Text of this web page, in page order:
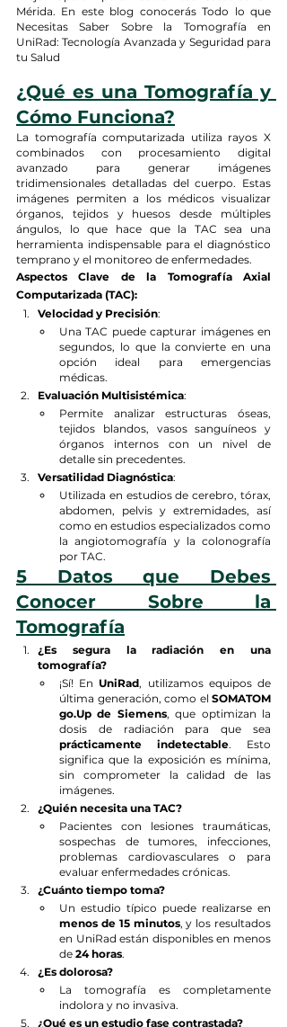
Mérida. En este blog conocerás Todo lo que
Necesitas Saber Sobre la Tomografía en
UniRad: Tecnología Avanzada y Seguridad para
tu Salud
¿Qué es una Tomografía y
Cómo Funciona?
La tomografía computarizada utiliza rayos X
combinados con procesamiento digital
avanzado para generar imágenes
tridimensionales detalladas del cuerpo. Estas
imágenes permiten a los médicos visualizar
órganos, tejidos y huesos desde múltiples
ángulos, lo que hace que la TAC sea una
herramienta indispensable para el diagnóstico
temprano y el monitoreo de enfermedades.
Aspectos Clave de la Tomografía Axial
Computarizada (TAC):
Velocidad y Precisión:
Una TAC puede capturar imágenes en
segundos, lo que la convierte en una
opción ideal para emergencias
médicas.
Evaluación Multisistémica:
Permite analizar estructuras óseas,
tejidos blandos, vasos sanguíneos y
órganos internos con un nivel de
detalle sin precedentes.
Versatilidad Diagnóstica:
Utilizada en estudios de cerebro, tórax,
abdomen, pelvis y extremidades, así
como en estudios especializados como
la angiotomografía y la colonografía
por TAC.
5 Datos que Debes
Conocer Sobre la
Tomografía
¿Es segura la radiación en una
tomografía?
¡Sí! En UniRad, utilizamos equipos de
última generación, como el SOMATOM
go.Up de Siemens, que optimizan la
prácticamente indetectable. Esto
significa que la exposición es mínima,
sin comprometer la calidad de las
imágenes.
¿Quién necesita una TAC?
Pacientes con lesiones traumáticas,
sospechas de tumores, infecciones,
problemas cardiovasculares o para
evaluar enfermedades crónicas.
¿Cuánto tiempo toma?
menos de 15 minutos, y los resultados
en UniRad están disponibles en menos
de 24 horas.
¿Es dolorosa?
La tomografía es completamente
indolora y no invasiva.
¿Qué es un estudio fase contrastada?